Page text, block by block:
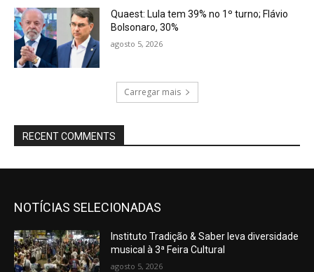
Quaest: Lula tem 39% no 1º turno; Flávio
Bolsonaro, 30%
agosto 5, 2026
Carregar mais
RECENT COMMENTS
NOTÍCIAS SELECIONADAS
Instituto Tradição & Saber leva diversidade
musical à 3ª Feira Cultural
agosto 5, 2026